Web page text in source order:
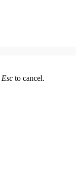
Esc to cancel.